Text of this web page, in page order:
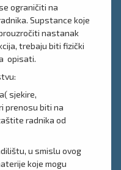
ograničiti na
Supstance koje
nastanak
trebaju biti fizički
opisati.
sjekire,
prenosu biti na
radnika od
u smislu ovog
koje mogu